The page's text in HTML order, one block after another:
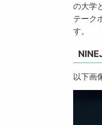
の大学
テーク
す。
以下画